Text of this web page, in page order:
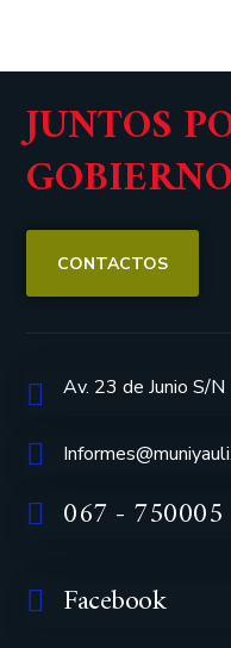
JUNTOS
CONTACTOS
Av. 23 de Junio S/
067 - 750005
Facebook